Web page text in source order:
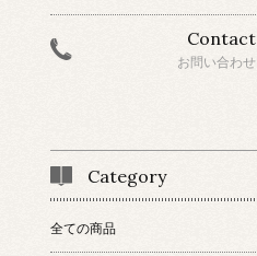
Contact
お問い合わせ
Category
全ての商品